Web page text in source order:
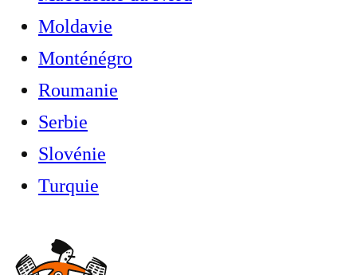
Moldavie
Monténégro
Roumanie
Serbie
Slovénie
Turquie